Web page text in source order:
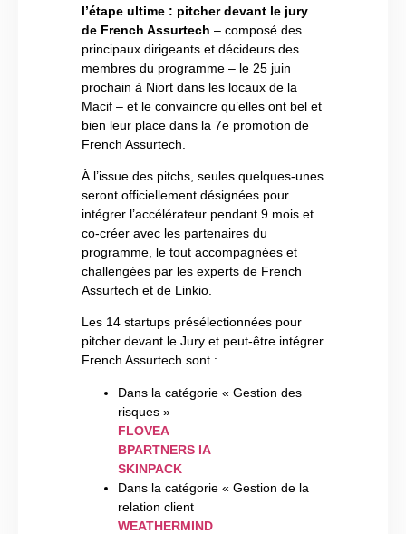
l’étape ultime : pitcher devant le jury
de French Assurtech – composé des
principaux dirigeants et décideurs des
membres du programme – le 25 juin
prochain à Niort dans les locaux de la
Macif – et le convaincre qu’elles ont bel et
bien leur place dans la 7e promotion de
French Assurtech.
À l’issue des pitchs, seules quelques-unes
seront officiellement désignées pour
intégrer l’accélérateur pendant 9 mois et
co-créer avec les partenaires du
programme, le tout accompagnées et
challengées par les experts de French
Assurtech et de Linkio.
Les 14 startups présélectionnées pour
pitcher devant le Jury et peut-être intégrer
French Assurtech sont :
Dans la catégorie « Gestion des
risques »
FLOVEA
BPARTNERS IA
SKINPACK
Dans la catégorie « Gestion de la
relation client
WEATHERMIND